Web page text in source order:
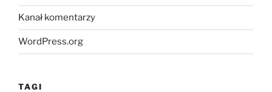
Kanał komentarzy
WordPress.org
TAGI